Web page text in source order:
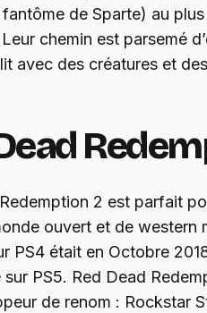
de Sparte) au
chemin est parsemé
avec des créatures et
2 est parfait
ouvert et de western
PS4 était en Octobre
sur PS5. Red Dead
de renom : Rockstar